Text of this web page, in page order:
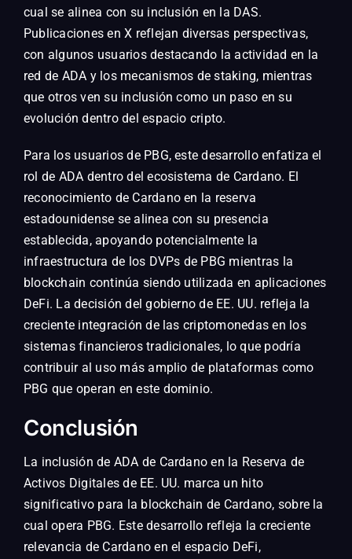
cual se alinea con su inclusión en la DAS.
Publicaciones en X reflejan diversas perspectivas,
con algunos usuarios destacando la actividad en la
red de ADA y los mecanismos de staking, mientras
que otros ven su inclusión como un paso en su
evolución dentro del espacio cripto.
Para los usuarios de PBG, este desarrollo enfatiza el
rol de ADA dentro del ecosistema de Cardano. El
reconocimiento de Cardano en la reserva
estadounidense se alinea con su presencia
establecida, apoyando potencialmente la
infraestructura de los DVPs de PBG mientras la
blockchain continúa siendo utilizada en aplicaciones
DeFi. La decisión del gobierno de EE. UU. refleja la
creciente integración de las criptomonedas en los
sistemas financieros tradicionales, lo que podría
contribuir al uso más amplio de plataformas como
PBG que operan en este dominio.
Conclusión
La inclusión de ADA de Cardano en la Reserva de
Activos Digitales de EE. UU. marca un hito
significativo para la blockchain de Cardano, sobre la
cual opera PBG. Este desarrollo refleja la creciente
relevancia de Cardano en el espacio DeFi,